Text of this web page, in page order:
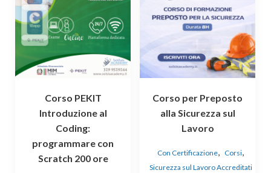
Corso PEKIT
Introduzione al
Coding:
programmare con
Scratch 200 ore
Corso per Preposto
alla Sicurezza sul
Lavoro
Con Certificazione, Corsi,
Sicurezza sul Lavoro Accreditati